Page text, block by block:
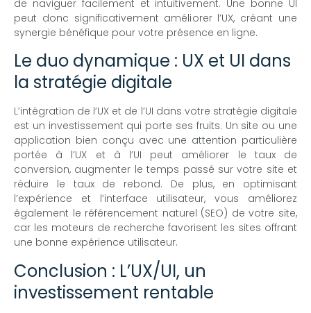
de naviguer facilement et intuitivement. Une bonne UI
peut donc significativement améliorer l’UX, créant une
synergie bénéfique pour votre présence en ligne.
Le duo dynamique : UX et UI dans
la stratégie digitale
L’intégration de l’UX et de l’UI dans votre stratégie digitale
est un investissement qui porte ses fruits. Un site ou une
application bien conçu avec une attention particulière
portée à l’UX et à l’UI peut améliorer le taux de
conversion, augmenter le temps passé sur votre site et
réduire le taux de rebond. De plus, en optimisant
l’expérience et l’interface utilisateur, vous améliorez
également le référencement naturel (SEO) de votre site,
car les moteurs de recherche favorisent les sites offrant
une bonne expérience utilisateur.
Conclusion : L’UX/UI, un
investissement rentable